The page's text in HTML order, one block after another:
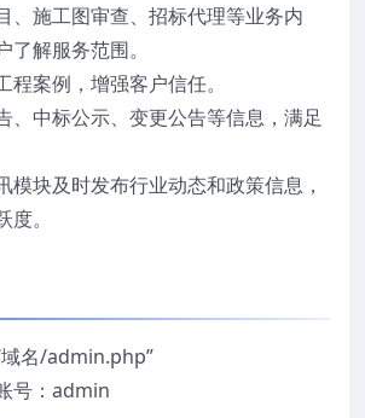
、施工图审查、招标代理等业务内
了解服务范围。
程案例，增强客户信任。
、中标公示、变更公告等信息，满足
模块及时发布行业动态和政策信息，
。
域名/admin.php”
号：admin